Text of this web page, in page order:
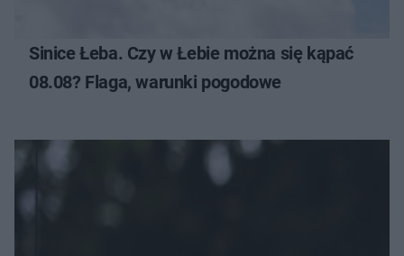
Sinice Łeba. Czy w Łebie można się kąpać
08.08? Flaga, warunki pogodowe